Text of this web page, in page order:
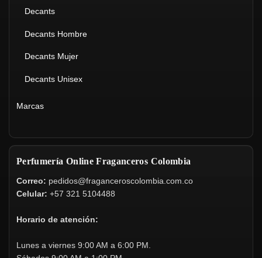
Decants
Decants Hombre
Decants Mujer
Decants Unisex
Marcas
Perfumería Online Fraganceros Colombia
Correo: pedidos@fraganceroscolombia.com.co
Celular: +57 321 5104488
Horario de atención:
Lunes a viernes 9:00 AM a 6:00 PM.